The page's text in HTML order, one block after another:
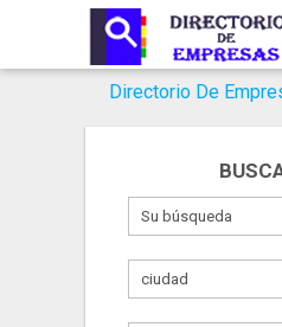
Inicio
Iniciar Sesión
Servicios SEO
Directorio De